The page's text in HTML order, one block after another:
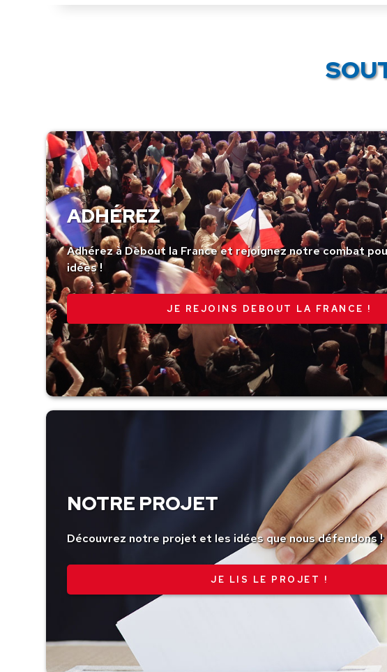
ADHÉREZ
Adhérez à Debout la France et rejoignez notre combat
idées !
JE REJOINS DEBOUT LA FRANCE !
NOTRE PROJET
Découvrez notre projet et les idées que nous défendons !
JE LIS LE PROJET !